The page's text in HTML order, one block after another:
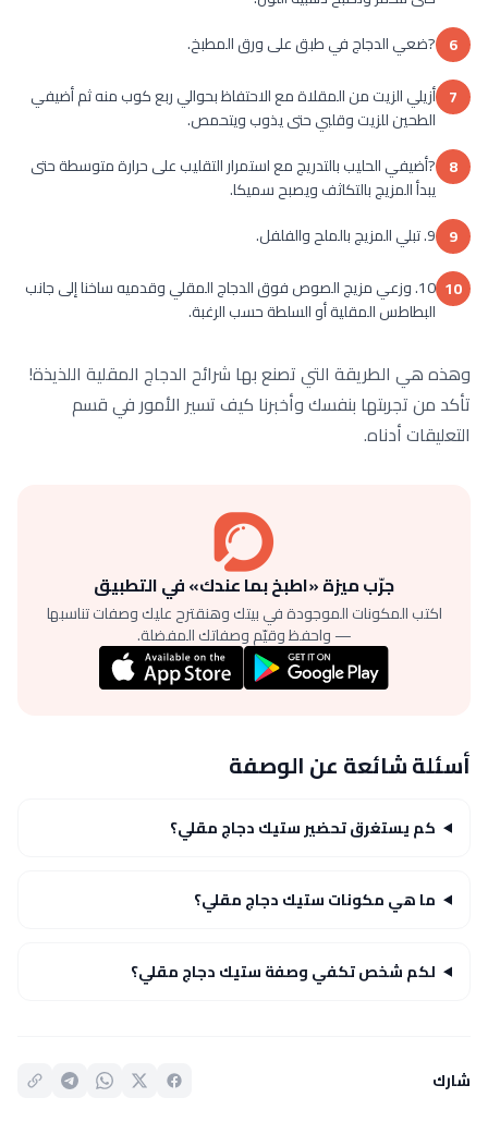
6 ?ضعي الدجاج في طبق على ورق المطبخ.
7 أزيلي الزيت من المقلاة مع الاحتفاظ بحوالي ربع كوب منه ثم أضيفي
الطحين للزيت وقلبي حتى يذوب ويتحمص.
8 ?أضيفي الحليب بالتدريج مع استمرار التقليب على حرارة متوسطة حتى
يبدأ المزيج بالتكاثف ويصبح سميكا.
9 9. تبلي المزيج بالملح والفلفل.
10
10. وزعي مزيج الصوص فوق الدجاج المقلي وقدميه ساخنا إلى جانب
البطاطس المقلية أو السلطة حسب الرغبة.
وهذه هي الطريقة التي تصنع بها شرائح الدجاج المقلية اللذيذة!
تأكد من تجربتها بنفسك وأخبرنا كيف تسير الأمور في قسم
التعليقات أدناه.
جرّب ميزة «اطبخ بما عندك» في التطبيق
اكتب المكونات الموجودة في بيتك وهنقترح عليك وصفات تناسبها
— واحفظ وقيّم وصفاتك المفضلة.
أسئلة شائعة عن الوصفة
كم يستغرق تحضير ستيك دجاج مقلي؟
ما هي مكونات ستيك دجاج مقلي؟
لكم شخص تكفي وصفة ستيك دجاج مقلي؟
شارك